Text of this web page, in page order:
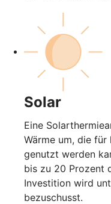
Solar
Eine
Wärme um, die für
genutzt werden
bis zu 20 Prozent
Investition wird
bezuschusst.